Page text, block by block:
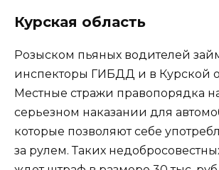
Курская область
Розыском пьяных водителей
инспекторы ГИБДД и в Курской
Местные стражи правопорядка
серьезном наказании для
которые позволяют себе
за рулем. Таких